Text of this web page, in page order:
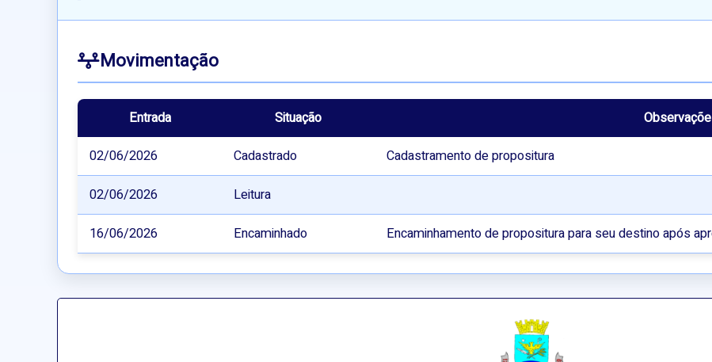
Movimentação
Entrada Situação
02/06/2026
Cadastrado Cadastramento de propositura
02/06/2026 Leitura
16/06/2026 Encaminhado Encaminhamento de propositura para seu destino após